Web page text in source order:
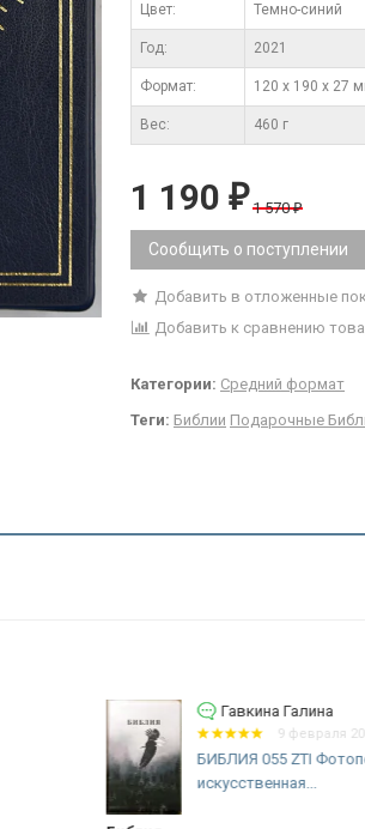
Цвет: Темно-синий
Год: 2021
Формат: 120 x 190 x 27
Вес: 460 г
1 190 ₽ 1 570₽
Сообщить о поступлении
Добавить в отложенные
Добавить к сравнению
Категории: Средний формат
Теги: Библии Подарочные
Гавкина Галина
9 февраля 2023 21:09
БИБЛИЯ 055 ZTI Фотопечать орел,
искусственная...